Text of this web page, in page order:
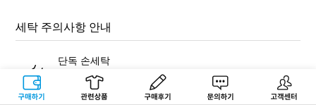
구매하기 관련상품 상품후기 문의하기 고객센터
세탁 주의사항 안내
단독 손세탁
반드시 표백 성분이 없는 중성세제를 사용해 단독 손세탁해주세
요. 염색 잔료가 빠져나와 다른 제품에 이염이 될 수 있습니다.